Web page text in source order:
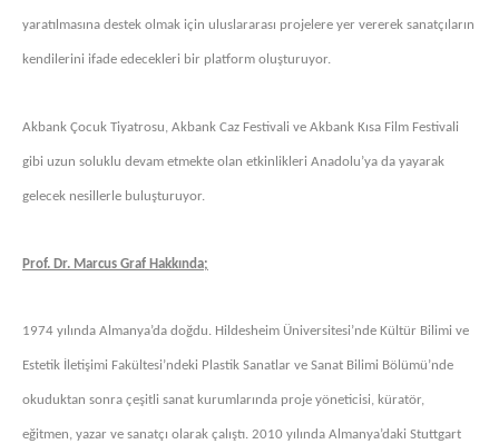
yaratılmasına destek olmak için uluslararası projelere yer vererek sanatçıların
kendilerini ifade edecekleri bir platform oluşturuyor.
Akbank Çocuk Tiyatrosu, Akbank Caz Festivali ve Akbank Kısa Film Festivali
gibi uzun soluklu devam etmekte olan etkinlikleri Anadolu’ya da yayarak
gelecek nesillerle buluşturuyor.
Prof. Dr. Marcus Graf Hakkında;
1974 yılında Almanya’da doğdu. Hildesheim Üniversitesi’nde Kültür Bilimi ve
Estetik İletişimi Fakültesi’ndeki Plastik Sanatlar ve Sanat Bilimi Bölümü’nde
okuduktan sonra çeşitli sanat kurumlarında proje yöneticisi, küratör,
eğitmen, yazar ve sanatçı olarak çalıştı. 2010 yılında Almanya’daki Stuttgart